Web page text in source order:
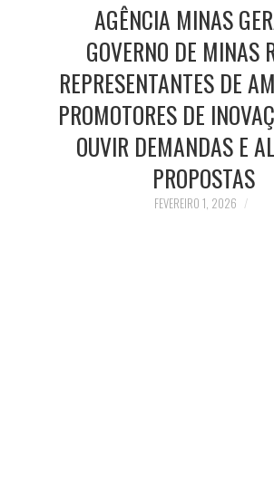
ESPORTES
VARIEDADES
AGÊNCIA MINAS
GOVERNO DE MINAS
REPRESENTANTES DE
PROMOTORES DE
OUVIR DEMANDAS E
PROPOSTAS
FEVEREIRO 1, 2026